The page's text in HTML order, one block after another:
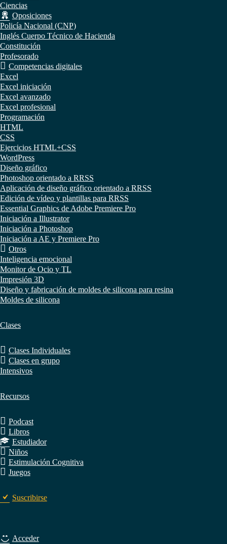
Ciencias
Oposiciones
Policía Nacional (CNP)
Inglés Cuerpo Técnico de Hacienda
Constitución
Profesorado
Competencias digitales
Excel
Excel iniciación
Excel avanzado
Excel profesional
Programación
HTML
CSS
Ejercicios HTML+CSS
WordPress
Diseño gráfico
Photoshop orientado a RRSS
Aplicación de diseño gráfico orientado a RRSS
Edición de vídeo y plantillas para RRSS
Essential Graphics de Adobe Premiere Pro
Iniciación a Illustrator
Iniciación a Photoshop
Iniciación a AE y Premiere Pro
Otros
Inteligencia emocional
Monitor de Ocio y TL
Impresión 3D
Diseño y fabricación de moldes de silicona para resina
Moldes de silicona
Clases
Clases Individuales
Clases en grupo
Intensivos
Recursos
Podcast
Libros
Estudiador
Niños
Estimulación Cognitiva
Juegos
Suscribirse
Acceder